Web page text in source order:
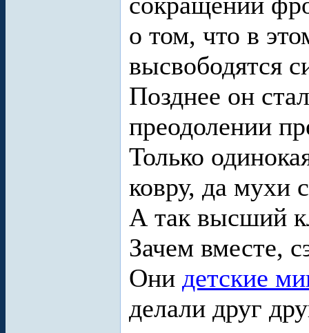
о том, что в
высвободятся
Позднее он
преодолении
Только
ковру, да мухи
А так высший
Зачем вместе,
Они детские
делали друг